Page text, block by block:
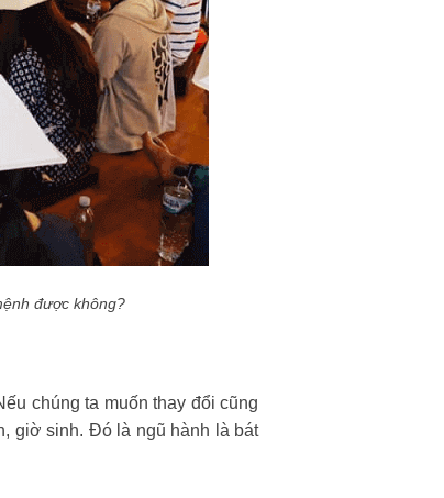
được không?
chúng ta muốn thay đổi cũng
giờ sinh. Đó là ngũ hành là bát